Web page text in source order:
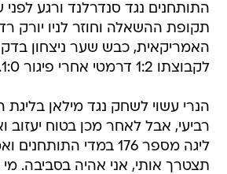
התותחנים נגד סנדרלנד ורגע
תקופת ההשאלה וחוזר לניו יורק
לקבוצתו 1:2 דרמטי אחרי פיגור 1:0.
הנרי עשוי לשחק נגד מילאן בליגת
רביעי, אבל לאחר מכן בטוח
ליגה מספר 176 במדי
תצטרך אותי, אני אהיה בסביבה.